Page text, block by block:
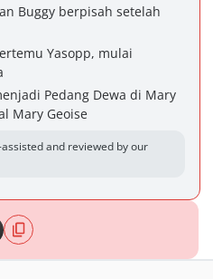
Buggy berpisah setelah
Yasopp, mulai
Pedang Dewa di Mary
Mary Geoise
and reviewed by our